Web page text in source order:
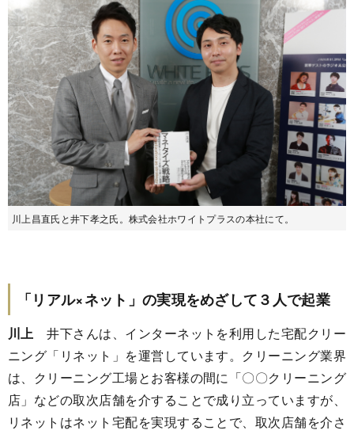
川上昌直氏と井下孝之氏。株式会社ホワイトプラスの本社にて。
「リアル×ネット」の実現をめざして３人で起業
川上 井下さんは、インターネットを利用した宅配クリー
ニング「リネット」を運営しています。クリーニング業界
は、クリーニング工場とお客様の間に「〇〇クリーニング
店」などの取次店舗を介することで成り立っていますが、
リネットはネット宅配を実現することで、取次店舗を介さ